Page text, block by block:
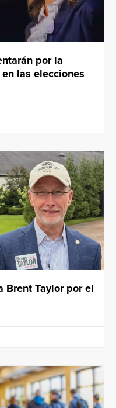
por la
las elecciones
Brent Taylor por el